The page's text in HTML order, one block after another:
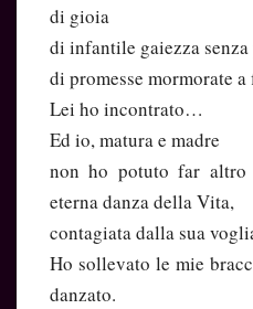
di gioia
di infantile gaiezza
di promesse mormorate
Lei ho incontrato…
Ed io, matura e madre
non ho potuto far
eterna danza della Vita,
contagiata dalla sua
Ho sollevato le mie
danzato.